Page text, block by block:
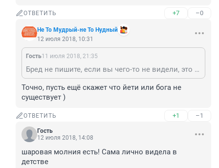
ОТВЕТИТЬ +7 –0
Не То Мудрый-не То Нудный
12 июля 2018, 10:31
Гость11 июля 2018, 21:35
Бред не пишите, если вы чего-то не видели, это ещё не значит, что этого не существует.
Точно, пусть ещё скажет что йети или бога не
существует )
ОТВЕТИТЬ +1 –1
Гость
12 июля 2018, 14:08
шаровая молния есть! Сама лично видела в
детстве